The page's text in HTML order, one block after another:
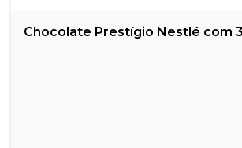
Chocolate Prestígio Nestlé com